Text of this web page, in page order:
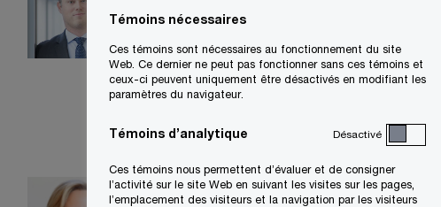
internationale, Montreal, PwC
Canada
+1 514 205 5143
Courriel
Kara Selby
Témoins nécessaires
Ces témoins sont nécessaires au fonctionnement du site
Web. Ce dernier ne peut pas fonctionner sans ces témoins et
ceux-ci peuvent uniquement être désactivés en modifiant les
paramètres du navigateur.
Témoins d’analytique Désactivé
Ces témoins nous permettent d’évaluer et de consigner
l’activité sur le site Web en suivant les visites sur les pages,
l’emplacement des visiteurs et la navigation par les visiteurs